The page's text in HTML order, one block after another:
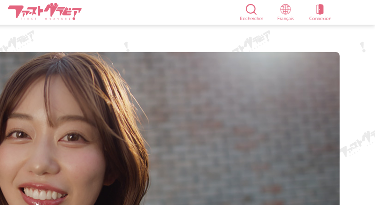
Rechercher Français Connexion